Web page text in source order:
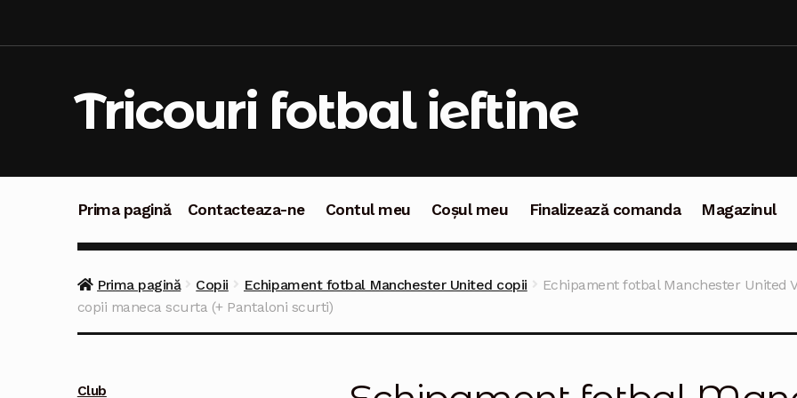
Tricouri fotbal ieftine
Prima pagină Contacteaza-ne Contul meu Coșul meu Finalizează comanda Magazinul
Prima pagină Copii Echipament fotbal Manchester United copii
Echipament fotbal Manchester United
copii maneca scurta (+ Pantaloni scurti)
Club